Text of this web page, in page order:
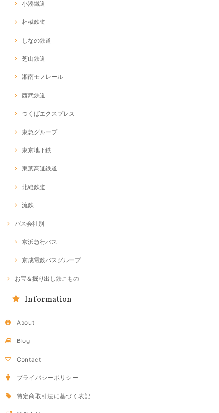
小湊鐵道
相模鉄道
しなの鉄道
芝山鉄道
湘南モノレール
西武鉄道
つくばエクスプレス
東急グループ
東京地下鉄
東葉高速鉄道
北総鉄道
流鉄
バス会社別
京浜急行バス
京成電鉄バスグループ
お宝＆掘り出し鉄こもの
Information
About
Blog
Contact
プライバシーポリシー
特定商取引法に基づく表記